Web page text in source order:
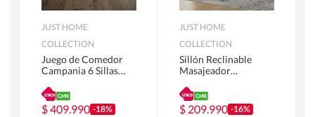
JUST HOME
COLLECTION
Juego de Comedor
Campania 6 Sillas
180 x 90 x 76 cm
Café
$409.990 -18%
JUST HOME
COLLECTION
Sillón Reclinable
Masajeador
Atlanta 91x101x94
cm Negro
$ 209.990 -16%